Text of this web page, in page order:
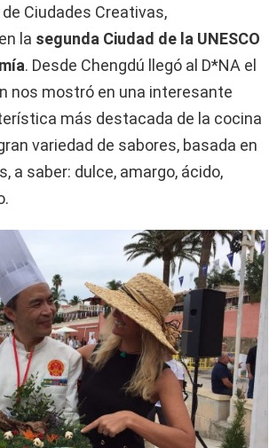
Ciudades Creativas,
la segunda Ciudad de la UNESCO
. Desde Chengdú llegó al D*NA el
nos mostró en una interesante
más destacada de la cocina
variedad de sabores, basada en
a saber: dulce, amargo, ácido,